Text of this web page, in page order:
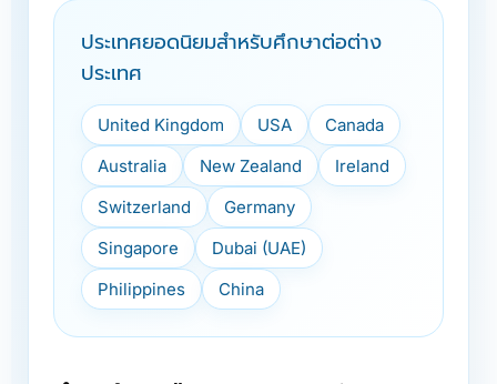
ประเทศยอดนิยมสำหรับศึกษาต่อต่าง
ประเทศ
United Kingdom USA
Canada
Australia
New Zealand
Ireland
Switzerland
Germany
Singapore
Dubai (UAE)
Philippines
China